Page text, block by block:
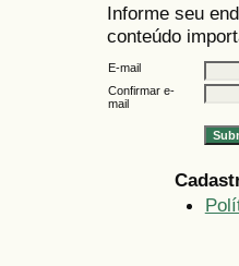
Informe seu
conteúdo
E-mail
Confirmar e-
mail